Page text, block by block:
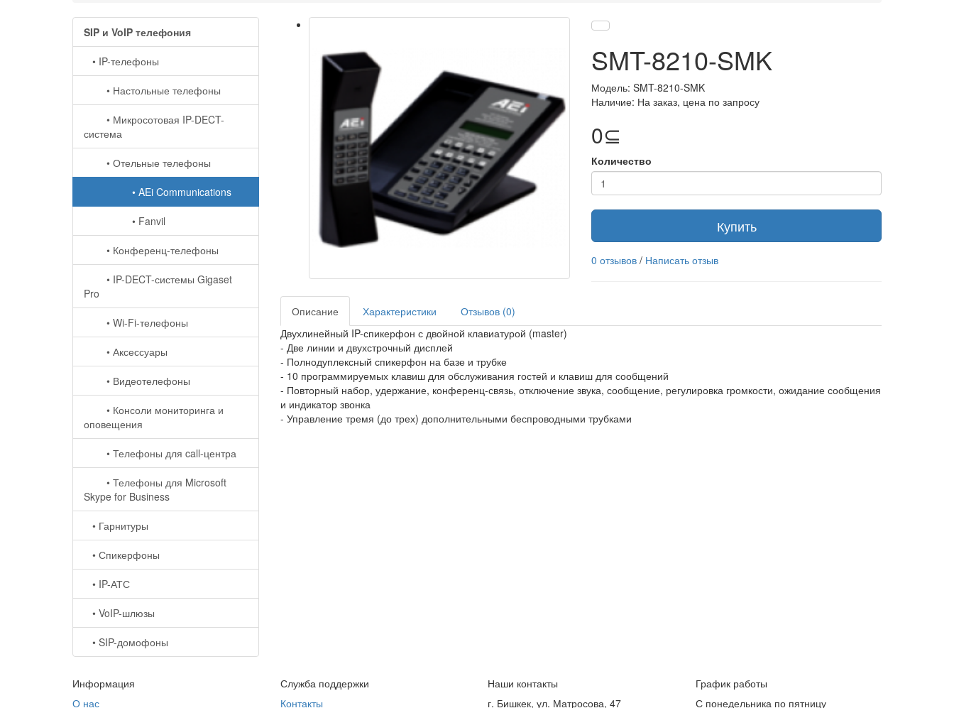
SIP и VoIP телефония
• IP-телефоны
• Настольные телефоны
• Микросотовая IP-DECT-
система
• Отельные телефоны
• AEi Communications
• Fanvil
• Конференц-телефоны
• IP-DECT-системы Gigaset
Pro
• Wi-Fi-телефоны
• Аксессуары
• Видеотелефоны
• Консоли мониторинга и
оповещения
• Телефоны для call-центра
• Телефоны для Microsoft
Skype for Business
• Гарнитуры
• Спикерфоны
• IP-АТС
• VoIP-шлюзы
• SIP-домофоны
SMT-8210-SMK
Модель: SMT-8210-SMK
Наличие: На заказ, цена по запросу
0⊆
Количество
Купить
0 отзывов / Написать отзыв
Описание Характеристики
Отзывов (0)
Двухлинейный IP-спикерфон с двойной клавиатурой (master)
- Две линии и двухстрочный дисплей
- Полнодуплексный спикерфон на базе и трубке
- 10 программируемых клавиш для обслуживания гостей и клавиш для сообщений
- Повторный набор, удержание, конференц-связь, отключение звука, сообщение, регулировка громкости, ожидание сообщения
и индикатор звонка
- Управление тремя (до трех) дополнительными беспроводными трубками
Информация
О нас
Служба поддержки
Контакты
Наши контакты
г. Бишкек, ул. Матросова, 47
График работы
С понедельника по пятницу